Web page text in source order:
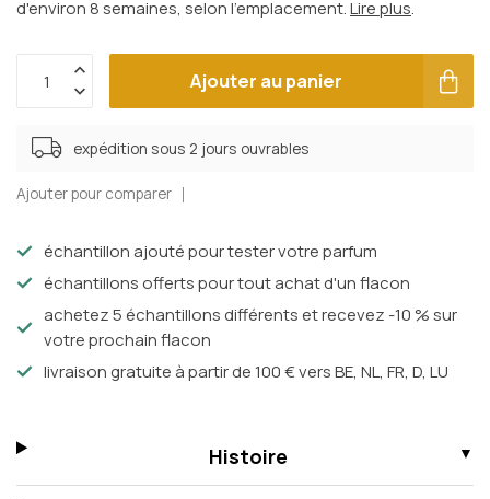
d'environ 8 semaines, selon l'emplacement.Lire plus.
Ajouter au panier
expédition sous 2 jours ouvrables
Ajouter pour comparer
échantillon ajouté pour tester votre parfum
échantillons offerts pour tout achat d'un flacon
achetez 5 échantillons différents et recevez -10 % sur
votre prochain flacon
livraison gratuite à partir de 100 € vers BE, NL, FR, D, LU
Histoire